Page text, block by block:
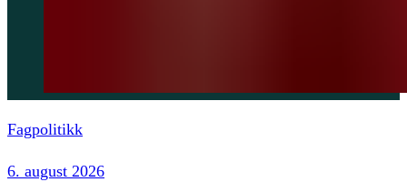
Fagpolitikk
6. august 2026